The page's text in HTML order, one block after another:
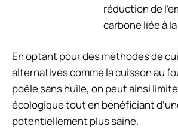
réduction de
carbone liée à
En optant pour des méthodes de
alternatives comme la cuisson au
poêle sans huile, on peut ainsi
écologique tout en bénéficiant
potentiellement plus saine.